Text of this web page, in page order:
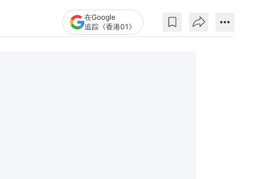
在Google
追踪《香港01》